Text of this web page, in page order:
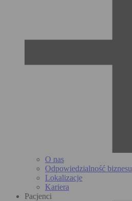
O nas
Odpowiedzialność biznesu
Lokalizacje
Kariera
Pacjenci